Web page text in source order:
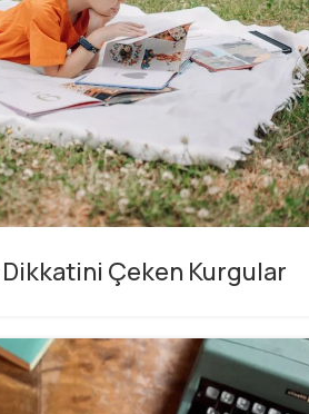
Dikkatini Çeken Kurgular